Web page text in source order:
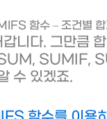
함수 – 조건별 합
니다. 그만큼
SUMIF,
수 있겠죠.